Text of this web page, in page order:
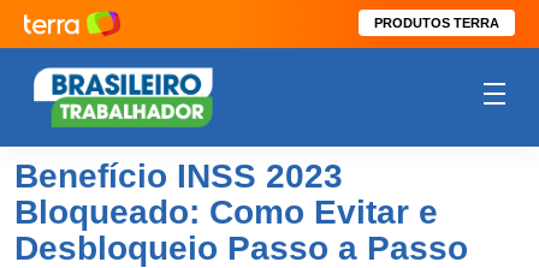
PRODUTOS TERRA
Benefício INSS 2023
Bloqueado: Como Evitar e
Desbloqueio Passo a Passo